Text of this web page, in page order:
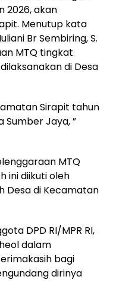
2026, akan
Menutup kata
Br Sembiring, S.
MTQ tingkat
di Desa
Sirapit tahun
Sumber Jaya, ”
MTQ
ini diikuti oleh
Desa di Kecamatan
DPD RI/MPR RI,
dalam
bagi
dirinya